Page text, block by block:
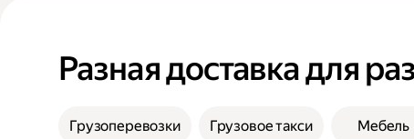
Разная доставка для
Грузоперевозки Грузовое такси Мебель